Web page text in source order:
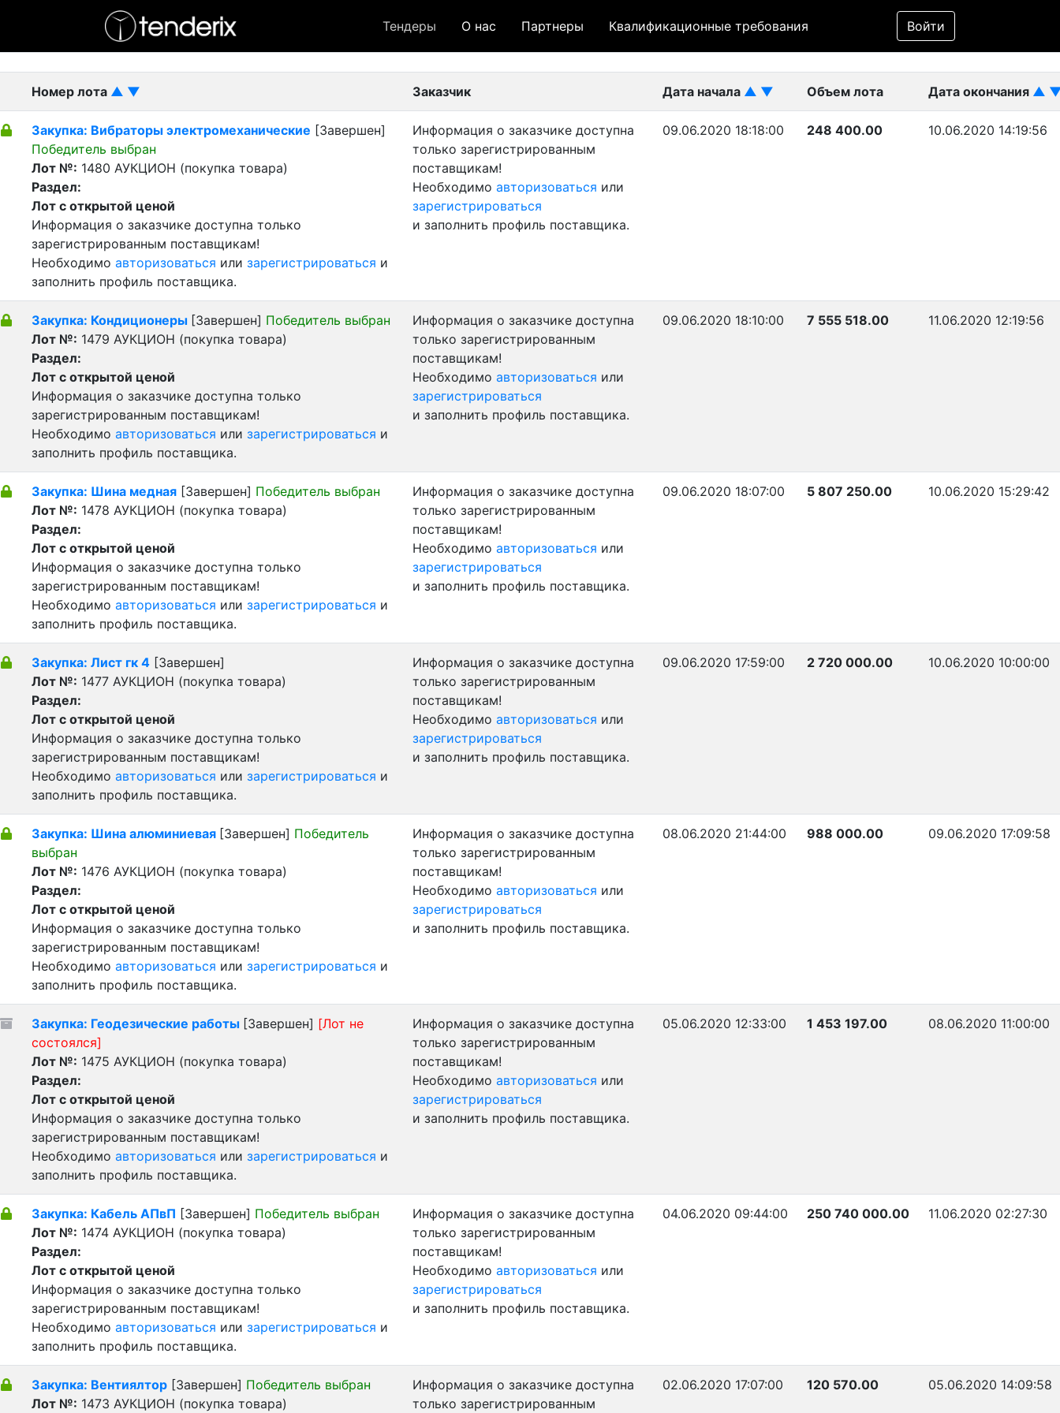
Тендеры О нас Партнеры Квалификационные требования Войти
Фильтр
- Завершенный лот
Номер лота ▲ ▼ Заказчик Дата начала ▲ ▼ Объем лота Дата окончания ▲
Закупка: Вибраторы электромеханические [Завершен]
Победитель выбран
Лот №: 1480 АУКЦИОН (покупка товара)
Раздел:
Лот с открытой ценой
Информация о заказчике доступна только
зарегистрированным поставщикам!
Необходимо авторизоваться или зарегистрироваться и
заполнить профиль поставщика.
Информация о заказчике доступна
только зарегистрированным
поставщикам!
Необходимо авторизоваться или
зарегистрироваться
и заполнить профиль поставщика.
09.06.2020 18:18:00 248 400.00 10.06.2020 14:19:56
Закупка: Кондиционеры [Завершен] Победитель выбран
Лот №: 1479 АУКЦИОН (покупка товара)
Раздел:
Лот с открытой ценой
Информация о заказчике доступна только
зарегистрированным поставщикам!
Необходимо авторизоваться или зарегистрироваться и
заполнить профиль поставщика.
Информация о заказчике доступна
только зарегистрированным
поставщикам!
Необходимо авторизоваться или
зарегистрироваться
и заполнить профиль поставщика.
09.06.2020 18:10:00 7 555 518.00 11.06.2020 12:19:56
Закупка: Шина медная [Завершен] Победитель выбран
Лот №: 1478 АУКЦИОН (покупка товара)
Раздел:
Лот с открытой ценой
Информация о заказчике доступна только
зарегистрированным поставщикам!
Необходимо авторизоваться или зарегистрироваться и
заполнить профиль поставщика.
Информация о заказчике доступна
только зарегистрированным
поставщикам!
Необходимо авторизоваться или
зарегистрироваться
и заполнить профиль поставщика.
09.06.2020 18:07:00 5 807 250.00 10.06.2020 15:29:42
Закупка: Лист гк 4 [Завершен]
Лот №: 1477 АУКЦИОН (покупка товара)
Раздел:
Лот с открытой ценой
Информация о заказчике доступна только
зарегистрированным поставщикам!
Необходимо авторизоваться или зарегистрироваться и
заполнить профиль поставщика.
Информация о заказчике доступна
только зарегистрированным
поставщикам!
Необходимо авторизоваться или
зарегистрироваться
и заполнить профиль поставщика.
09.06.2020 17:59:00 2 720 000.00 10.06.2020 10:00:00
Закупка: Шина алюминиевая [Завершен] Победитель
выбран
Лот №: 1476 АУКЦИОН (покупка товара)
Раздел:
Лот с открытой ценой
Информация о заказчике доступна только
зарегистрированным поставщикам!
Необходимо авторизоваться или зарегистрироваться и
заполнить профиль поставщика.
Информация о заказчике доступна
только зарегистрированным
поставщикам!
Необходимо авторизоваться или
зарегистрироваться
и заполнить профиль поставщика.
08.06.2020 21:44:00 988 000.00 09.06.2020 17:09:58
Закупка: Геодезические работы [Завершен] [Лот не
состоялся]
Лот №: 1475 АУКЦИОН (покупка товара)
Раздел:
Лот с открытой ценой
Информация о заказчике доступна только
зарегистрированным поставщикам!
Необходимо авторизоваться или зарегистрироваться и
заполнить профиль поставщика.
Информация о заказчике доступна
только зарегистрированным
поставщикам!
Необходимо авторизоваться или
зарегистрироваться
и заполнить профиль поставщика.
05.06.2020 12:33:00 1 453 197.00 08.06.2020 11:00:00
Закупка: Кабель АПвП [Завершен] Победитель выбран
Лот №: 1474 АУКЦИОН (покупка товара)
Раздел:
Лот с открытой ценой
Информация о заказчике доступна только
зарегистрированным поставщикам!
Необходимо авторизоваться или зарегистрироваться и
заполнить профиль поставщика.
Информация о заказчике доступна
только зарегистрированным
поставщикам!
Необходимо авторизоваться или
зарегистрироваться
и заполнить профиль поставщика.
04.06.2020 09:44:00 250 740 000.00 11.06.2020 02:27:30
Закупка: Вентиялтор [Завершен] Победитель выбран
Лот №: 1473 АУКЦИОН (покупка товара)
Информация о заказчике доступна
только зарегистрированным
02.06.2020 17:07:00 120 570.00 05.06.2020 14:09:58